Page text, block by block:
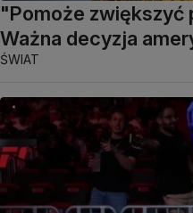
"Pomoże zwiększyć
Ważna decyzja
ŚWIAT